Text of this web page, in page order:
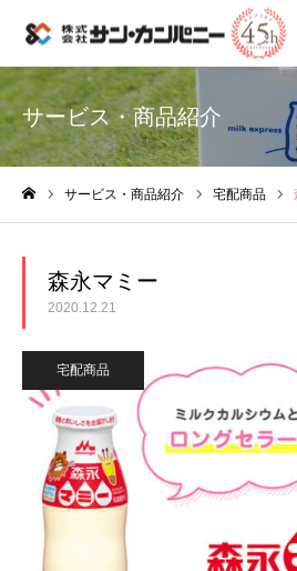
サービス・商品紹介
サービス・商品紹介 宅配商品
森永マミー
2020.12.21
宅配商品